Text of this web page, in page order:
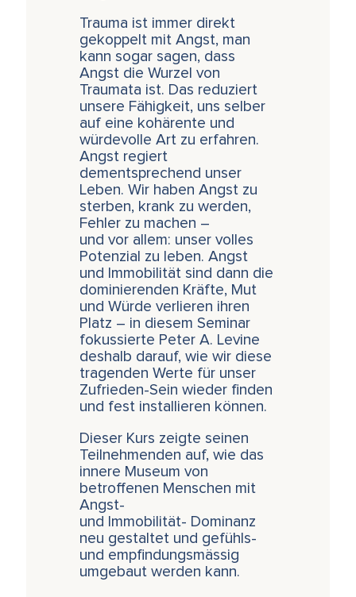
Trauma ist immer direkt
gekoppelt mit Angst, man
kann sogar sagen, dass
Angst die Wurzel von
Traumata ist. Das reduziert
unsere Fähigkeit, uns selber
auf eine kohärente und
würdevolle Art zu erfahren.
Angst regiert
dementsprechend unser
Leben. Wir haben Angst zu
sterben, krank zu werden,
Fehler zu machen –
und vor allem: unser volles
Potenzial zu leben. Angst
und Immobilität sind dann die
dominierenden Kräfte, Mut
und Würde verlieren ihren
Platz – in diesem Seminar
fokussierte Peter A. Levine
deshalb darauf, wie wir diese
tragenden Werte für unser
Zufrieden-Sein wieder finden
und fest installieren können.
Dieser Kurs zeigte seinen
Teilnehmenden auf, wie das
innere Museum von
betroffenen Menschen mit
Angst-
und Immobilität- Dominanz
neu gestaltet und gefühls-
und empfindungsmässig
umgebaut werden kann.